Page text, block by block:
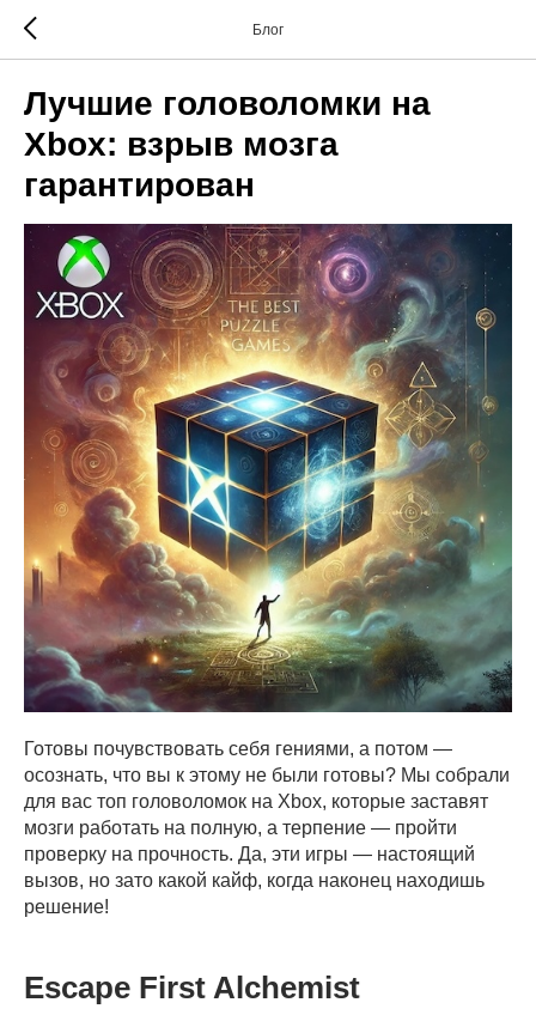
Блог
Лучшие головоломки на
Xbox: взрыв мозга
гарантирован
Готовы почувствовать себя гениями, а потом —
осознать, что вы к этому не были готовы? Мы собрали
для вас топ головоломок на Xbox, которые заставят
мозги работать на полную, а терпение — пройти
проверку на прочность. Да, эти игры — настоящий
вызов, но зато какой кайф, когда наконец находишь
решение!
Escape First Alchemist